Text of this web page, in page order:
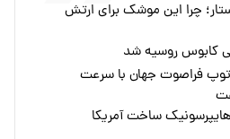
چرا این موشک برای ارتش
کابوس روسیه شد
توپ فراصوت جهان با سرعت
ساخت آمریکا